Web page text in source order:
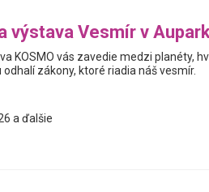
výstava Vesmír v
KOSMO vás zavedie medzi planéty,
zákony, ktoré riadia náš vesmír.
a ďalšie